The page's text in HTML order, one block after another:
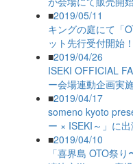
■2019/05/11
キングの庭にて「
ット先行受付開始
■2019/04/26
ISEKI OFFICIAL
ー会場連動企画実
■2019/04/17
someno kyoto
ー × ISEKI～」に
■2019/04/10
「喜界島 OTO祭